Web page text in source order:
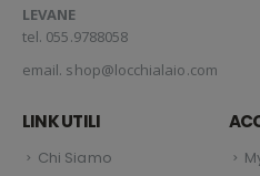
LEVANE
tel. 055.9788058
email. shop@locchialaio.com
LINK UTILI
Chi Siamo